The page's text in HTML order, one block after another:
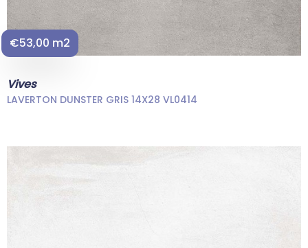
€53,00 m2
Vives
LAVERTON DUNSTER GRIS 14X28 VL0414